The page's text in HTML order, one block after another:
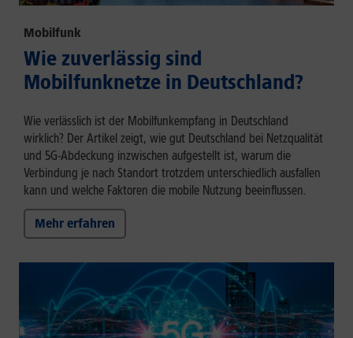
Mobilfunk
Wie zuverlässig sind
Mobilfunknetze in Deutschland?
Wie verlässlich ist der Mobilfunkempfang in Deutschland
wirklich? Der Artikel zeigt, wie gut Deutschland bei Netzqualität
und 5G-Abdeckung inzwischen aufgestellt ist, warum die
Verbindung je nach Standort trotzdem unterschiedlich ausfallen
kann und welche Faktoren die mobile Nutzung beeinflussen.
Mehr erfahren